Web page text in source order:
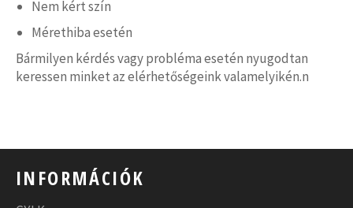
Nem kért szín
Mérethiba esetén
Bármilyen kérdés vagy probléma esetén nyugodtan
keressen minket az elérhetőségeink valamelyikén.n
INFORMÁCIÓK